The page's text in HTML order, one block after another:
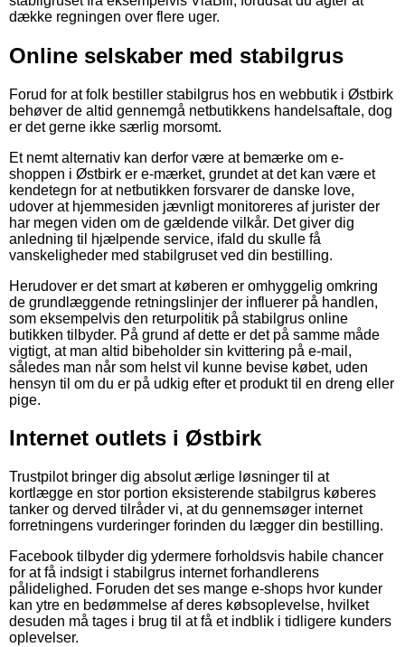
dække regningen over flere uger.
Online selskaber med stabilgrus
Forud for at folk bestiller stabilgrus hos en webbutik i Østbirk
behøver de altid gennemgå netbutikkens handelsaftale, dog
er det gerne ikke særlig morsomt.
Et nemt alternativ kan derfor være at bemærke om e-
shoppen i Østbirk er e-mærket, grundet at det kan være et
kendetegn for at netbutikken forsvarer de danske love,
udover at hjemmesiden jævnligt monitoreres af jurister der
har megen viden om de gældende vilkår. Det giver dig
anledning til hjælpende service, ifald du skulle få
vanskeligheder med stabilgruset ved din bestilling.
Herudover er det smart at køberen er omhyggelig omkring
de grundlæggende retningslinjer der influerer på handlen,
som eksempelvis den returpolitik på stabilgrus online
butikken tilbyder. På grund af dette er det på samme måde
vigtigt, at man altid bibeholder sin kvittering på e-mail,
således man når som helst vil kunne bevise købet, uden
hensyn til om du er på udkig efter et produkt til en dreng eller
pige.
Internet outlets i Østbirk
Trustpilot bringer dig absolut ærlige løsninger til at
kortlægge en stor portion eksisterende stabilgrus køberes
tanker og derved tilråder vi, at du gennemsøger internet
forretningens vurderinger forinden du lægger din bestilling.
Facebook tilbyder dig ydermere forholdsvis habile chancer
for at få indsigt i stabilgrus internet forhandlerens
pålidelighed. Foruden det ses mange e-shops hvor kunder
kan ytre en bedømmelse af deres købsoplevelse, hvilket
desuden må tages i brug til at få et indblik i tidligere kunders
oplevelser.